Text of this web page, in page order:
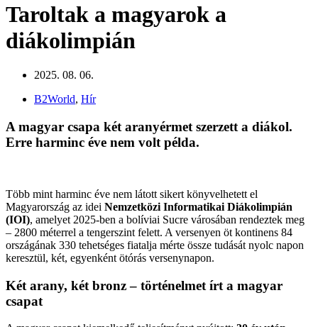
Taroltak a magyarok a
diákolimpián
2025. 08. 06.
B2World, Hír
A magyar csapa két aranyérmet szerzett a diákol.
Erre harminc éve nem volt példa.
Több mint harminc éve nem látott sikert könyvelhetett el
Magyarország az idei Nemzetközi Informatikai Diákolimpián
(IOI), amelyet 2025-ben a bolíviai Sucre városában rendeztek meg
– 2800 méterrel a tengerszint felett. A versenyen öt kontinens 84
országának 330 tehetséges fiatalja mérte össze tudását nyolc napon
keresztül, két, egyenként ötórás versenynapon.
Két arany, két bronz – történelmet írt a magyar
csapat